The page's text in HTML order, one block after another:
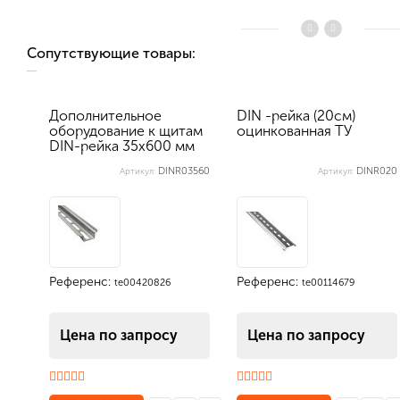
Сопутствующие товары:
Дополнительное
оборудование к щитам
DIN-рейка 35х600 мм
Артикул: DINR03560
Референс: te00420826
Цена по запросу
DIN -рейка (20см)
оцинкованная ТУ
Артикул: DINR020
Референс: te00114679
Цена по запросу